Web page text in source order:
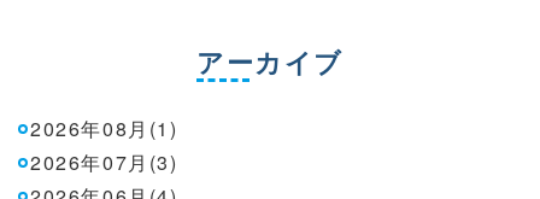
アーカイブ
2026年08月(1)
2026年07月(3)